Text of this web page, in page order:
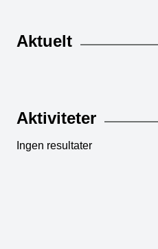
Aktuelt
Aktiviteter
Ingen resultater